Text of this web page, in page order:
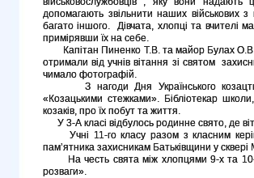
допомагають звільнити наших військових
багато іншого. Дівчата, хлопці та вчителі
примірявши їх на себе.
Капітан Пиненко Т.В. та майор Булах О.В.
отримали від учнів вітання зі святом
чимало фотографій.
З нагоди Дня Українського
«Козацькими стежками». Бібліотекар
козаків, про їх побут та життя.
У 3-А класі відбулось родинне свято, де
Учні 11-го класу разом з класним
пам’ятника захисникам Батьківщини у
На честь свята між хлопцями 9-х та 10-
розваги».